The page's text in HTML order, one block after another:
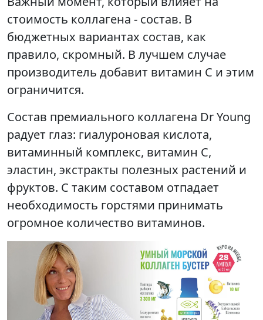
стоимость коллагена - состав. В
бюджетных вариантах состав, как
правило, скромный. В лучшем случае
производитель добавит витамин С и этим
ограничится.
Состав премиального коллагена Dr Young
радует глаз: гиалуроновая кислота,
витаминный комплекс, витамин С,
эластин, экстракты полезных растений и
фруктов. С таким составом отпадает
необходимость горстями принимать
огромное количество витаминов.